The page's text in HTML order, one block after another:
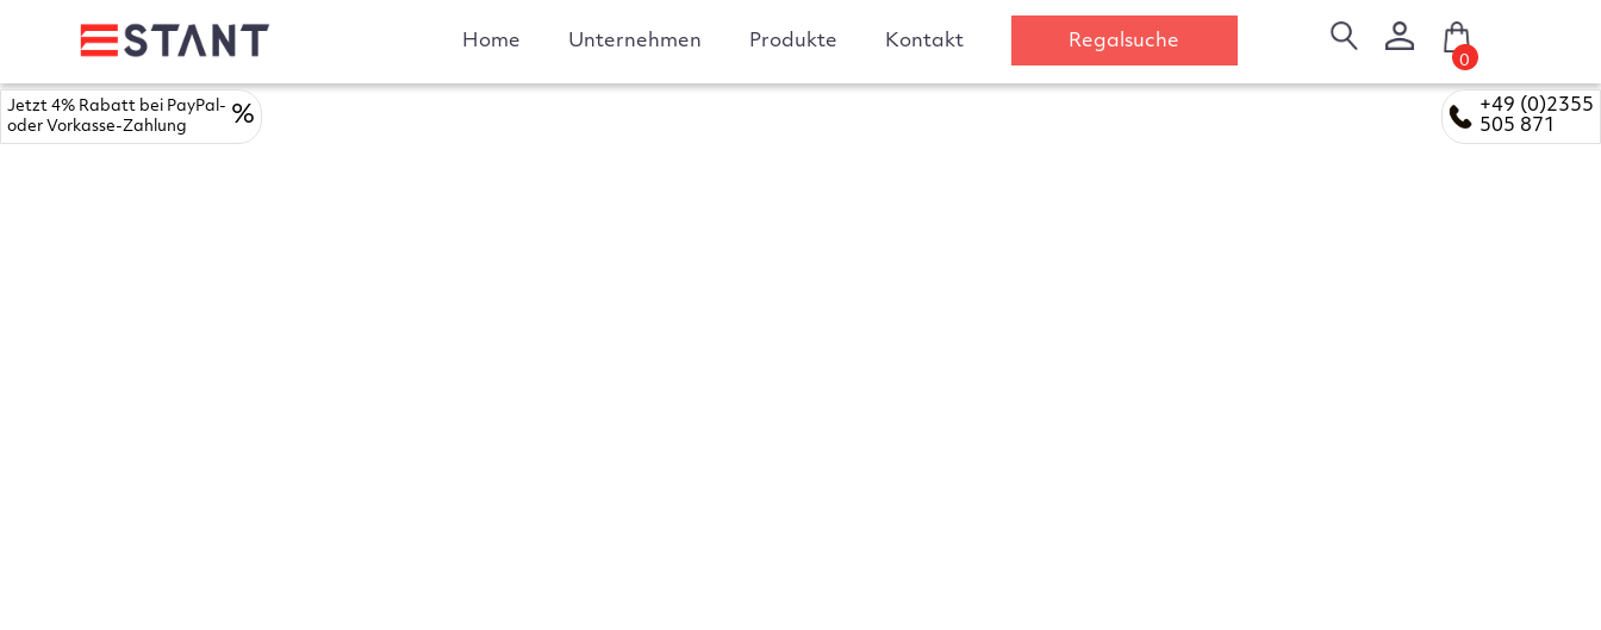
+49 (0)2355
505 871
Jetzt 4% Rabatt bei PayPal-
oder Vorkasse-Zahlung
%
Home Unternehmen Produkte Kontakt Regalsuche
0